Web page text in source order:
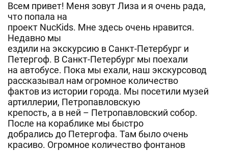
Всем привет! Меня зовут Лиза и я очень рада,
что попала на
проект NucKids. Мне здесь очень нравится.
Недавно мы
ездили на экскурсию в Санкт-Петербург и
Петергоф. В Санкт-Петербург мы поехали
на автобусе. Пока мы ехали, наш экскурсовод
рассказывал нам огромное количество
фактов из истории города. Мы посетили музей
артиллерии, Петропавловскую
крепость, а в ней – Петропавловский собор.
После на кораблике мы быстро
добрались до Петергофа. Там было очень
красиво. Огромное количество фонтанов